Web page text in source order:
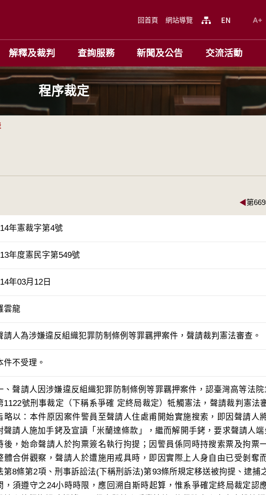
回首頁 網站導覽
解釋及裁判 查詢服務 新聞及公告 交流活動
程序裁定
◀第
年憲裁字第4號
年度憲民字第549號
年03月12日
雲龍
請人為涉嫌違反組織犯罪防制條例等罪羈押案件，聲請裁判憲法審查。
件不受理。
、聲請人因涉嫌違反組織犯罪防制條例等罪羈押案件，認臺灣高等法院
1122號刑事裁定（下稱系爭確 定終局裁定）牴觸憲法，聲請裁判憲法
略以：本件原因案件警員至聲請人住處甫開始實施搜索，即因聲請人
聲請人施加手銬及宣讀「米蘭達條款」，繼而解開手銬，要求聲請人
後，始命聲請人於拘票簽名執行拘提；因警員係同時持搜索票及拘票
體合併觀察，聲請人於遭施用戒具時，即因實際上人身自由已受剝奪
第8條第2項、刑事訴訟法(下稱刑訴法)第93條所規定移送被拘提、逮捕
，須遵守之24小時時限，應回溯自斯時起算，惟系爭確定終局裁定認